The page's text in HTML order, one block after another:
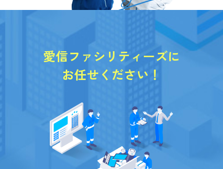
愛信ファシリティーズに
お任せください！